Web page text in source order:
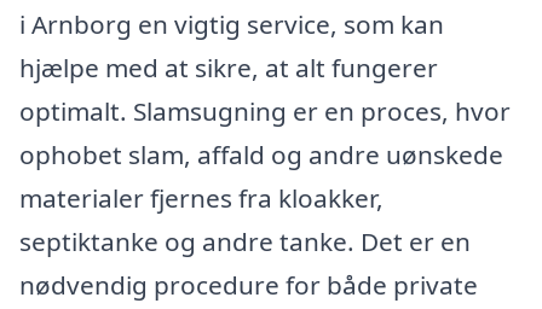
i Arnborg en vigtig service, som kan
hjælpe med at sikre, at alt fungerer
optimalt. Slamsugning er en proces, hvor
ophobet slam, affald og andre uønskede
materialer fjernes fra kloakker,
septiktanke og andre tanke. Det er en
nødvendig procedure for både private